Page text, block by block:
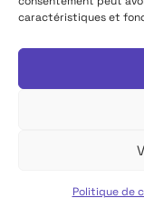
caractéristiques et
Politique de
Contact